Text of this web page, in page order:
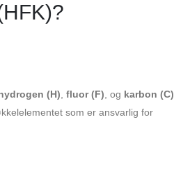
(H) fluor (F) , og karbon (C)
som er ansvarlig for